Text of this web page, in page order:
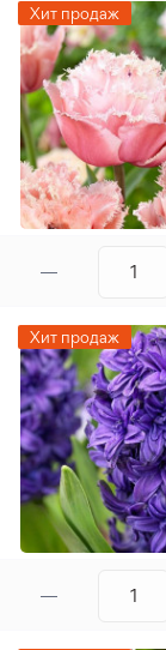
Хит продаж
Хит продаж